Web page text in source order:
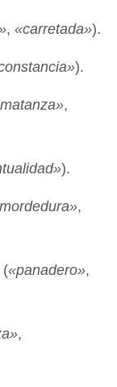
,«carretada»).
).
matanza»,
).
mordedura»,
(«panadero»,
,